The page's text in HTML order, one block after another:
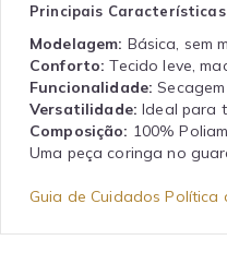
Principais Características
Modelagem: Básica, sem
Conforto: Tecido leve,
Funcionalidade:
Versatilidade: Ideal para
Composição: 100%
Uma peça coringa no
Guia de Cuidados Política